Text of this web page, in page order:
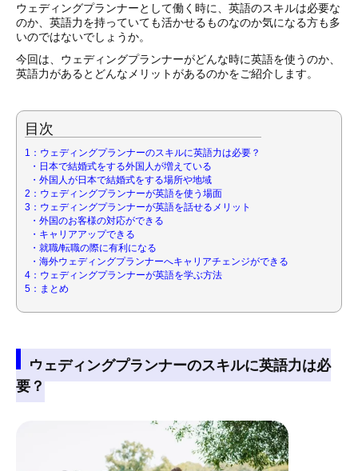
ウェディングプランナーとして働く時に、英語のスキルは必要な
のか、英語力を持っていても活かせるものなのか気になる方も多
いのではないでしょうか。
今回は、ウェディングプランナーがどんな時に英語を使うのか、
英語力があるとどんな メリットがあるのかをご紹介します。
目次
1：ウェディングプランナーのスキルに英語力は必要？
・日本で結婚式をする外国人が増えている
・外国人が日本で結婚式をする場所や地域
2：ウェディングプランナーが英語を使う場面
3：ウェディングプランナーが英語を話せるメリット
・外国のお客様の対応ができる
・キャリアアップできる
・就職/転職の際に有利になる
・海外ウェディングプランナーへキャリアチェンジができる
4：ウェディングプランナーが英語を学ぶ方法
5：まとめ
ウェディングプランナーのスキルに英語力は必
要？